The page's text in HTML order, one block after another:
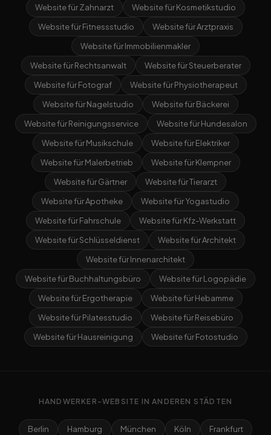
Website für Zahnarzt
Website für Kosmetikstudio
Website für Fitnessstudio
Website für Arztpraxis
Website für Immobilienmakler
Website für Rechtsanwalt
Website für Steuerberater
Website für Fotograf
Website für Physiotherapeut
Website für Nagelstudio
Website für Bäckerei
Website für Reinigungsservice
Website für Hundesalon
Website für Musikschule
Website für Elektriker
Website für Malerbetrieb
Website für Klempner
Website für Gärtner
Website für Tierarzt
Website für Apotheke
Website für Yogastudio
Website für Fahrschule
Website für Kfz-Werkstatt
Website für Schlüsseldienst
Website für Architekt
Website für Innenarchitekt
Website für Buchhaltungsbüro
Website für Logopädie
Website für Ergotherapie
Website für Hebamme
Website für Pilatesstudio
Website für Reisebüro
Website für Hausreinigung
Website für Fotostudio
HANDWERKER-WEBSITE IN ANDEREN STÄDTEN
Berlin Hamburg München Köln
Frankfurt